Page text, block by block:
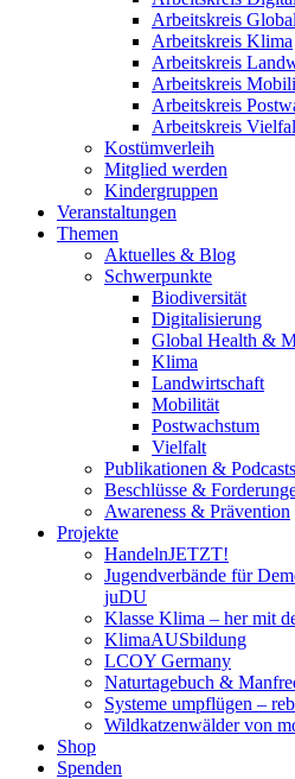
Arbeitskreis
Arbeitskreis Klima
Arbeitskreis
Arbeitskreis
Arbeitskreis
Arbeitskreis
Kostümverleih
Mitglied werden
Kindergruppen
Veranstaltungen
Themen
Aktuelles & Blog
Schwerpunkte
Biodiversität
Digitalisierung
Global Health &
Klima
Landwirtschaft
Mobilität
Postwachstum
Vielfalt
Publikationen & Podcasts
Beschlüsse &
Awareness & Prävention
Projekte
HandelnJETZT!
Jugendverbände für
juDU
Klasse Klima – her mit
KlimaAUSbildung
LCOY Germany
Naturtagebuch &
Systeme umpflügen –
Wildkatzenwälder von
Shop
Spenden